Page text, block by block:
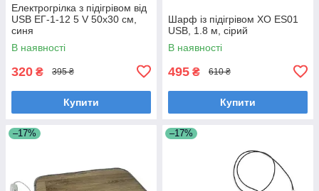
Електрогрілка з підігрівом від
USB ЕГ-1-12 5 V 50х30 см,
синя
В наявності
320 ₴ 395 ₴
Купити
Шарф із підігрівом XO ES01
USB, 1.8 м, сірий
В наявності
495 ₴ 610 ₴
Купити
–17% –17%